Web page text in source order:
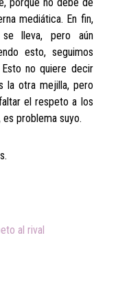
porque no debe de
mediática. En fin,
lleva, pero aún
esto, seguimos
no quiere decir
la otra mejilla, pero
el respeto a los
es problema suyo.
al rival